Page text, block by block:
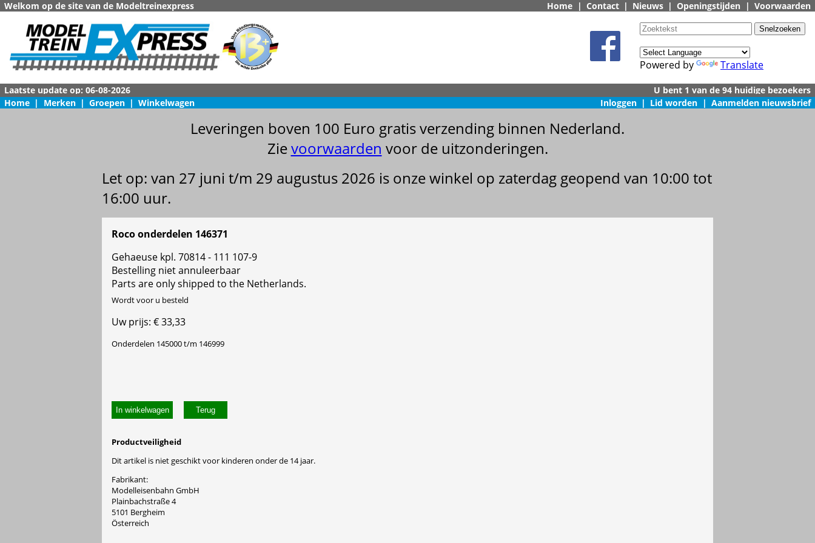
Welkom op de site van de Modeltreinexpress Home | Contact | Nieuws | Openingstijden | Voorwaarden
Powered by Translate
Home | Merken | Groepen | Winkelwagen Inloggen | Lid worden | Aanmelden nieuwsbrief
Leveringen boven 100 Euro gratis verzending binnen Nederland.
Zievoorwaarden voor de uitzonderingen.
Let op: van 27 juni t/m 29 augustus 2026 is onze winkel op zaterdag geopend van 10:00 tot
16:00 uur.
Roco onderdelen 146371
Gehaeuse kpl. 70814 - 111 107-9
Bestelling niet annuleerbaar
Parts are only shipped to the Netherlands.
Wordt voor u besteld
Uw prijs: € 33,33
Onderdelen 145000 t/m 146999
In winkelwagen
Productveiligheid
Dit artikel is niet geschikt voor kinderen onder de 14 jaar.
Fabrikant:
Modelleisenbahn GmbH
Plainbachstraße 4
5101 Bergheim
Österreich